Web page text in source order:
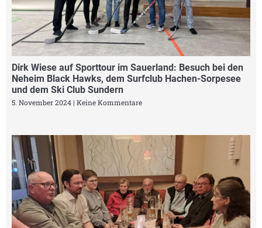
Dirk Wiese auf Sporttour im Sauerland: Besuch bei den
Neheim Black Hawks, dem Surfclub Hachen-Sorpesee
und dem Ski Club Sundern
5. November 2024 Keine Kommentare